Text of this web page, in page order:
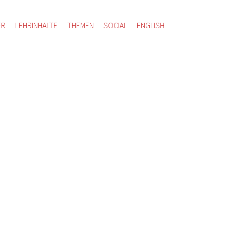
LEHRINHALTE THEMEN SOCIAL ENGLISH